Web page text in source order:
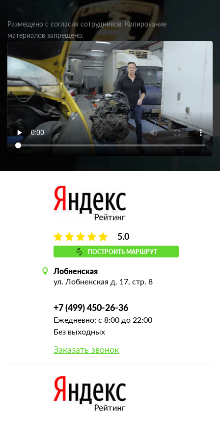
Размещено с согласия сотрудников. Копирование
материалов запрещено.
5.0
ПОСТРОИТЬ МАРШРУТ
Лобненская
ул. Лобненская д. 17, стр. 8
+7 (499) 450-26-36
Ежедневно: с 8:00 до 22:00
Без выходных
Заказать звонок